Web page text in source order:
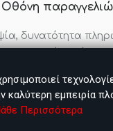
Οθόνη
δυνατότητα
καλύτερη εμπειρία
Περισσότερα